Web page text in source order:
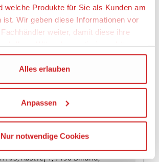
welche Produkte für Sie als Kunden am
ist. Wir geben diese Informationen vor
weiter, damit diese ihre
Google Tag Manager um weitere
erlauben“, klicken, werden ein Teil
Daten in die USA übertragen.
dass nicht von einem
Alles erlauben
Anpassen
Nur notwendige Cookies
A/S, Aastvej 1, 7190 Billund,